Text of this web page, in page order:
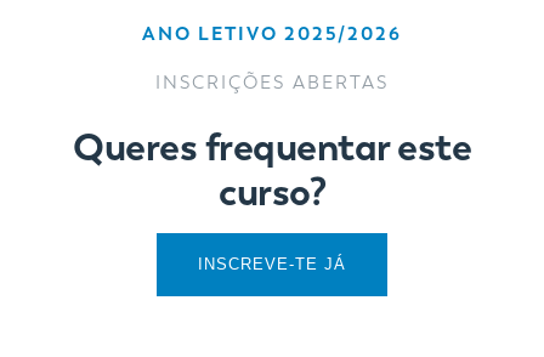
ANO LETIVO 2025/2026
INSCRIÇÕES ABERTAS
Queres frequentar este
curso?
INSCREVE-TE JÁ